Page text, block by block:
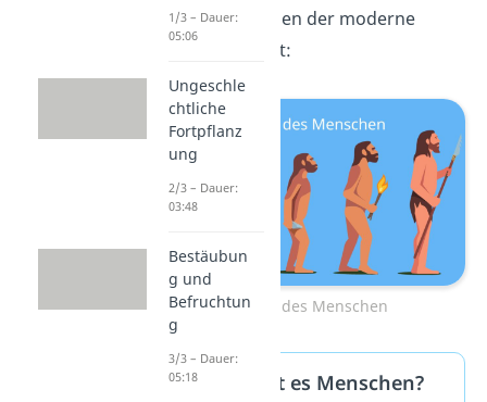
von Urzeitmenschen der moderne
Mensch entwickelt:
Evolution des Menschen
Seit wann gibt es Menschen?
1/3 – Dauer:
05:06
Ungeschle
chtliche
Fortpflanz
ung
2/3 – Dauer:
03:48
Bestäubun
g und
Befruchtun
g
3/3 – Dauer:
05:18